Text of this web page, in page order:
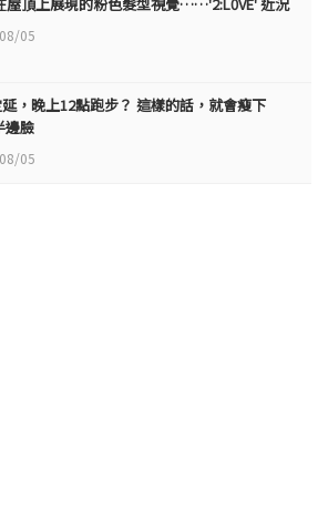
05
延，晚上12點跑步？ 這樣的話，就會瘦下
臉
05